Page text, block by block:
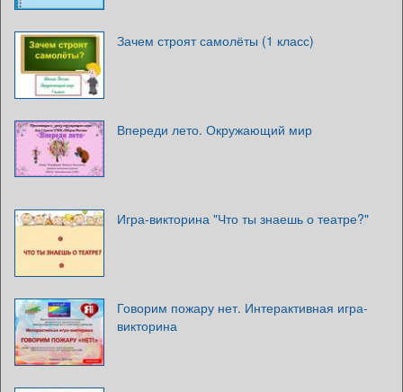
Зачем строят самолёты (1 класс)
Впереди лето. Окружающий мир
Игра-викторина "Что ты знаешь о театре?"
Говорим пожару нет. Интерактивная игра-
викторина